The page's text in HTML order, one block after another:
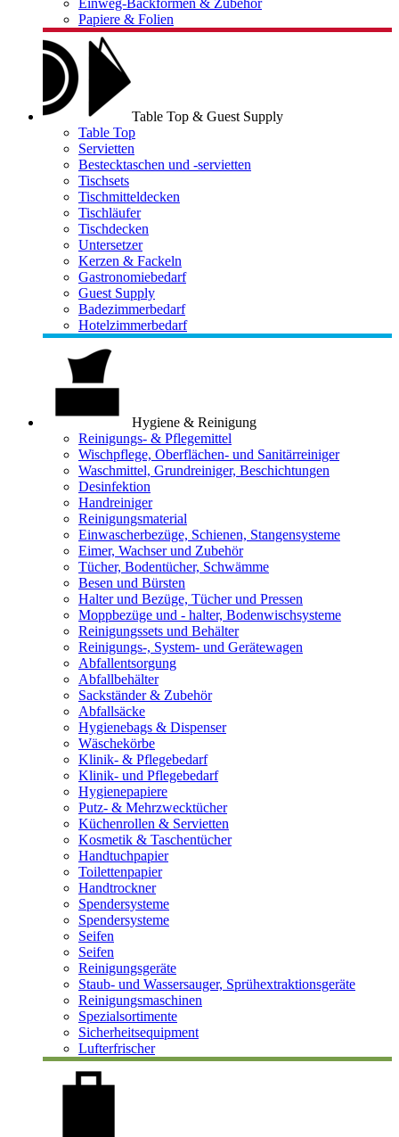
Einweg-Backformen & Zubehör
Papiere & Folien
Table Top & Guest Supply
Table Top
Servietten
Bestecktaschen und -servietten
Tischsets
Tischmitteldecken
Tischläufer
Tischdecken
Untersetzer
Kerzen & Fackeln
Gastronomiebedarf
Guest Supply
Badezimmerbedarf
Hotelzimmerbedarf
Hygiene & Reinigung
Reinigungs- & Pflegemittel
Wischpflege, Oberflächen- und Sanitärreiniger
Waschmittel, Grundreiniger, Beschichtungen
Desinfektion
Handreiniger
Reinigungsmaterial
Einwascherbezüge, Schienen, Stangensysteme
Eimer, Wachser und Zubehör
Tücher, Bodentücher, Schwämme
Besen und Bürsten
Halter und Bezüge, Tücher und Pressen
Moppbezüge und - halter, Bodenwischsysteme
Reinigungssets und Behälter
Reinigungs-, System- und Gerätewagen
Abfallentsorgung
Abfallbehälter
Sackständer & Zubehör
Abfallsäcke
Hygienebags & Dispenser
Wäschekörbe
Klinik- & Pflegebedarf
Klinik- und Pflegebedarf
Hygienepapiere
Putz- & Mehrzwecktücher
Küchenrollen & Servietten
Kosmetik & Taschentücher
Handtuchpapier
Toilettenpapier
Handtrockner
Spendersysteme
Spendersysteme
Seifen
Seifen
Reinigungsgeräte
Staub- und Wassersauger, Sprühextraktionsgeräte
Reinigungsmaschinen
Spezialsortimente
Sicherheitsequipment
Lufterfrischer